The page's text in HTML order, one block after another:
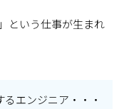
という仕事が生まれ
エンジニア・・・